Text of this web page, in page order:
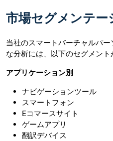
市場セグメンテー
当社のスマートバーチャルパ
な分析には、以下のセグメント
アプリケーション別
ナビゲーションツール
スマートフォン
Eコマースサイト
ゲームアプリ
翻訳デバイス